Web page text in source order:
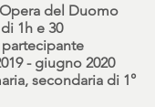
del Duomo
1h e 30
- giugno 2020
secondaria di 1°